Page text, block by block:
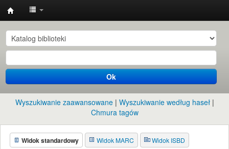
Instytut
Etnologii
i
Antropologii
Kulturowej
UW
Ok
Wyszukiwanie zaawansowane
Wyszukiwanie według haseł
Chmura tagów
Widok standardowy Widok MARC Widok ISBD